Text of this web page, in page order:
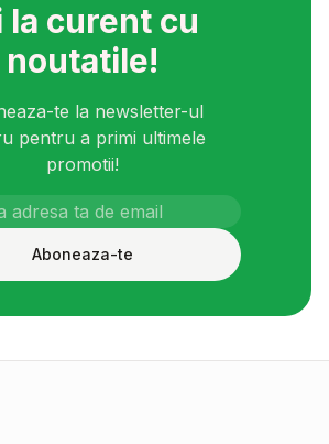
la curent cu
noutatile!
te la newsletter-ul
pentru a primi ultimele
promotii!
Aboneaza-te